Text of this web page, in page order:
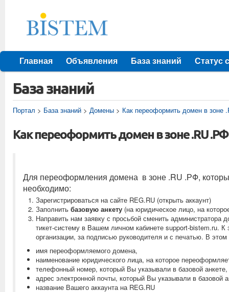
Главная Объявления База знаний Статус
База знаний
Портал > База знаний > Домены > Как переоформить домен в зоне
Как переоформить домен в зоне .RU
Для переоформления домена в зоне .RU .РФ,
необходимо:
Зарегистрироваться на сайте REG.RU (открыть аккаунт)
Заполнить базовую анкету (на юридическое лицо, на
Направить нам заявку с просьбой сменить
тикет-систему в Вашем личном кабинете support-bistem.ru.
организации, за подписью руководителя и с печатью. В
имя переоформляемого домена,
наименование юридического лица, на которое
телефонный номер, который Вы указывали в базовой анкете,
адрес электронной почты, который Вы указывали в базовой
название Вашего аккаунта на REG.RU